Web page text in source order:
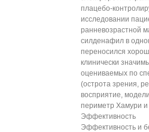
плацебо-
исследовании
ранневозрастной
силденафил в
переносился
клинически
оцениваемых по
(острота зрения,
восприятие,
периметр Хамури
Эффективность
Эффективность и